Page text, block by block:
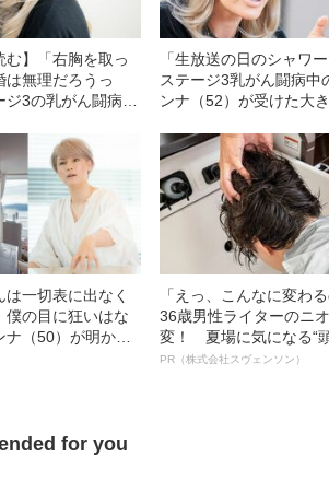
む】「右胸を取っ
は無理だろうっ
3の乳がん闘病中
決めたワケ
「生放送の日のシャワ
ステージ3乳がん闘病中
ンナ（52）が受けた大き
は一切表に出なく
僕の目に狂いはな
ナ（50）が明か
「えっ、こんなに変わる
36歳男性ライターのニ
変！ 夏場に気になる“頭
オイ”や“ベタつき”を解消
PR（株式会社スヴェンソン）
for you